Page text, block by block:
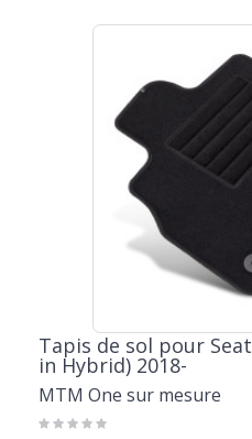
Tapis de sol pour
in Hybrid) 2018-
MTM One sur mesure